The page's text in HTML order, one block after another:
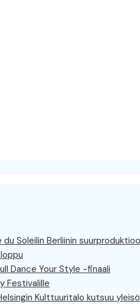
Soleilin Berliinin
Dance Your Style -finaali
Festivalille
Kulttuuritalo kutsuu